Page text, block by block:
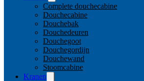
Complete douchecabine
Douchecabine
Douchebak
Douchedeuren
Douchegoot
Douchegordijn
Douchewand
Stoomcabine
Kranen